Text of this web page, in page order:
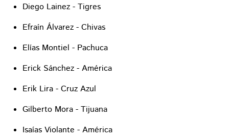
Diego Lainez - Tigres
Efraín Álvarez - Chivas
Elías Montiel - Pachuca
Erick Sánchez - América
Erik Lira - Cruz Azul
Gilberto Mora - Tijuana
Isaías Violante - América